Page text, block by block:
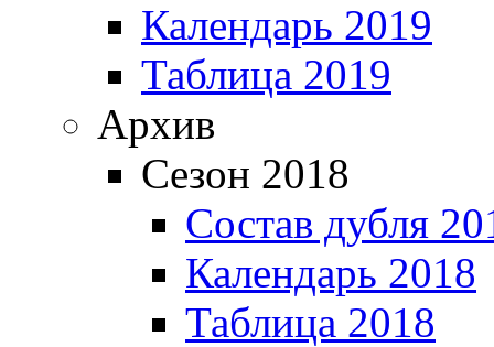
Календарь 2019
Таблица 2019
Архив
Сезон 2018
Состав дубля
Календарь 2018
Таблица 2018